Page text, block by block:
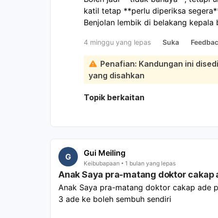
katil tetap **perlu diperiksa
Benjolan lembik di belakang
Pergi ke Jabatan Kecemasan /
tanda ini: muntah, mengantuk luar
berhenti, kurang menyusu, sawan,
menonjol, benjolan makin besar,
sekarang bayi
itu lebih meyakinkan, tetapi sebab
pastikan tiada kecederaan kepala
rapat 24–48 jam, jangan tekan
biasa. Jika ada perubahan, terus ke
4 minggu yang lepas Suka
Penafian: Kandungan ini
yang disahkan
Topik berkaitan
G Gui Meiling
Keibubapaan 1 bulan yang lepas
Anak Saya pra-matang doktor cakap
Anak Saya pra-matang doktor cakap ade
3 ade ke boleh sembuh sendiri